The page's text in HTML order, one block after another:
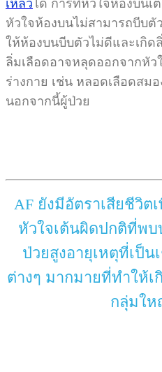
เหลวได้ การที่หัวใจห้องบนเ
หัวใจห้องบนไม่สามารถบีบตั
ให้ห้องบนบีบตัวไม่ดีและเกิด
ลิ่มเลือดอาจหลุดออกจากหั
ร่างกาย เช่น หลอดเลือดสม
นอกจากนี้ผู้ป่วย
AF ยังมีอัตราเสียชีวิต
หัวใจเต้นผิดปกติที่พ
ป่วยสูงอายุเหตุที่เป็น
ต่างๆ มากมายที่ทำให้เ
กลุ่มใ